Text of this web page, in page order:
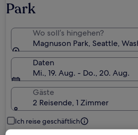
Park
Wo soll’s hingehen?
Magnuson Park, Seattle,
Daten
Mi., 19. Aug. - Do., 20. Aug.
Gäste
2 Reisende, 1 Zimmer
Ich reise geschäftlich